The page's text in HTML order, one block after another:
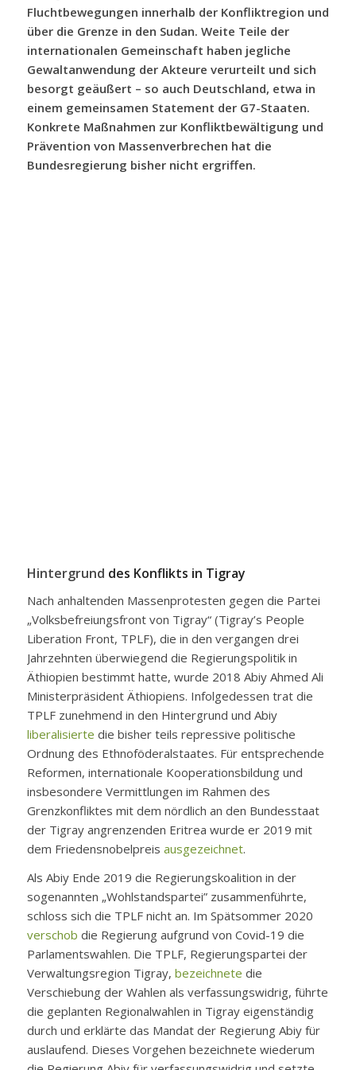
Fluchtbewegungen innerhalb der Konfliktregion und
über die Grenze in den Sudan. Weite Teile der
internationalen Gemeinschaft haben jegliche
Gewaltanwendung der Akteure verurteilt und sich
besorgt geäußert – so auch Deutschland, etwa in
einem gemeinsamen Statement der G7-Staaten.
Konkrete Maßnahmen zur Konfliktbewältigung und
Prävention von Massenverbrechen hat die
Bundesregierung bisher nicht ergriffen.
Hintergrund des Konflikts in Tigray
Nach anhaltenden Massenprotesten gegen die Partei
„Volksbefreiungsfront von Tigray“ (Tigray’s People
Liberation Front, TPLF), die in den vergangen drei
Jahrzehnten überwiegend die Regierungspolitik in
Äthiopien bestimmt hatte, wurde 2018 Abiy Ahmed Ali
Ministerpräsident Äthiopiens. Infolgedessen trat die
TPLF zunehmend in den Hintergrund und Abiy
liberalisierte die bisher teils repressive politische
Ordnung des Ethnoföderalstaates. Für entsprechende
Reformen, internationale Kooperationsbildung und
insbesondere Vermittlungen im Rahmen des
Grenzkonfliktes mit dem nördlich an den Bundesstaat
der Tigray angrenzenden Eritrea wurde er 2019 mit
dem Friedensnobelpreis ausgezeichnet.
Als Abiy Ende 2019 die Regierungskoalition in der
sogenannten „Wohlstandspartei” zusammenführte,
schloss sich die TPLF nicht an. Im Spätsommer 2020
verschob die Regierung aufgrund von Covid-19 die
Parlamentswahlen. Die TPLF, Regierungspartei der
Verwaltungsregion Tigray, bezeichnete die
Verschiebung der Wahlen als verfassungswidrig, führte
die geplanten Regionalwahlen in Tigray eigenständig
durch und erklärte das Mandat der Regierung Abiy für
auslaufend. Dieses Vorgehen bezeichnete wiederum